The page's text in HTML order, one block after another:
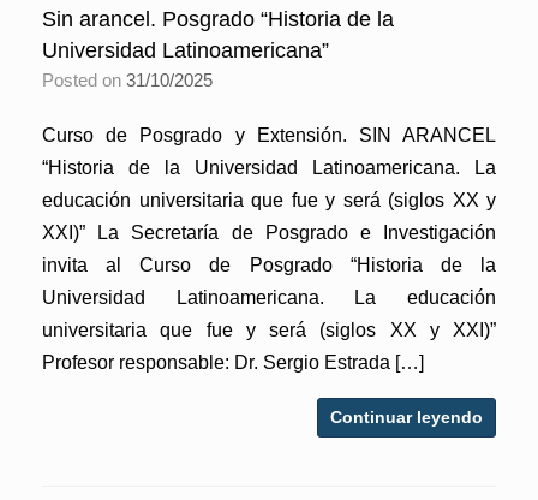
Sin arancel. Posgrado “Historia de la
Universidad Latinoamericana”
Posted on 31/10/2025
Curso de Posgrado y Extensión. SIN ARANCEL
“Historia de la Universidad Latinoamericana. La
educación universitaria que fue y será (siglos XX y
XXI)” La Secretaría de Posgrado e Investigación
invita al Curso de Posgrado “Historia de la
Universidad Latinoamericana. La educación
universitaria que fue y será (siglos XX y XXI)”
Profesor responsable: Dr. Sergio Estrada […]
Continuar leyendo